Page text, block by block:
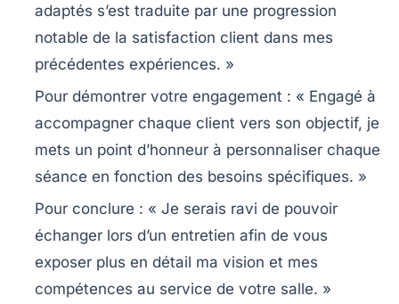
adaptés s’est traduite par une progression
notable de la satisfaction client dans mes
précédentes expériences. »
Pour démontrer votre engagement : « Engagé à
accompagner chaque client vers son objectif, je
mets un point d’honneur à personnaliser chaque
séance en fonction des besoins spécifiques. »
Pour conclure : « Je serais ravi de pouvoir
échanger lors d’un entretien afin de vous
exposer plus en détail ma vision et mes
compétences au service de votre salle. »